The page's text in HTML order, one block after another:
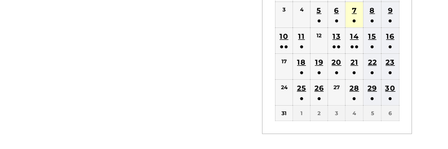
(1
件
の
イ
ベ
ン
ト)
(1
件
の
イ
ベ
ン
ト)
3 4
5
●
(1
の
イ
ベ
ン
ト)
6
●
(1
件
の
イ
ベ
ン
7
●
(1
件
の
イ
ベ
ン
ト)
8
●
(1
件
の
イ
ベ
ン
ト)
9
●
(1
件
の
イ
ベ
ン
ト)
10
●●
(2
の
イ
ン
11
●
(1
件
の
イ
ベ
ン
12
13
●●
(2
件
の
イ
ン
14
●●
(2
件
の
イ
ベ
ン
15
●
(1
件
の
イ
ベ
ン
16
●
(1
件
の
イ
ベ
ン
17
18
●
(1
件
イ
19
●
(1
件
イ
20
●
(1
イ
21
●
(1
件
イ
22
●
(1
件
イ
23
●
(1
件
イ
24
25
●
件
26
●
件
27
28
●
件
29
●
件
30
●
件
31 1 2 3 4 5 6